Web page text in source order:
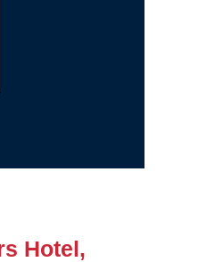
Hotel,